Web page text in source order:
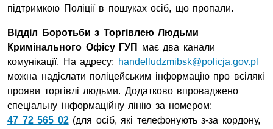
підтримкою Поліції в пошуках осіб, що пропали.
Відділ Боротьби з Торгівлею Людьми
Кримінального Офісу ГУП
має два канали
комунікації. На адресу: handelludzmibsk@policja.gov.pl
можна надіслати поліцейським інформацію про всілякі
прояви торгівлі людьми. Додатково впроваджено
спеціальну інформаційну лінію за номером:
47 72 565 02(для осіб, які телефонують з-за кордону,